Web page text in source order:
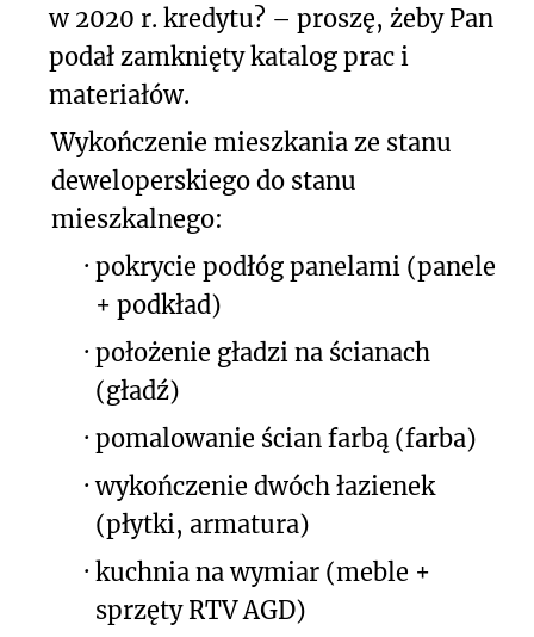
w 2020 r. kredytu? – proszę, żeby Pan
podał zamknięty katalog prac i
materiałów.
Wykończenie mieszkania ze stanu
deweloperskiego do stanu
mieszkalnego:
· pokrycie podłóg panelami (panele
+ podkład)
· położenie gładzi na ścianach
(gładź)
· pomalowanie ścian farbą (farba)
· wykończenie dwóch łazienek
(płytki, armatura)
· kuchnia na wymiar (meble +
sprzęty RTV AGD)